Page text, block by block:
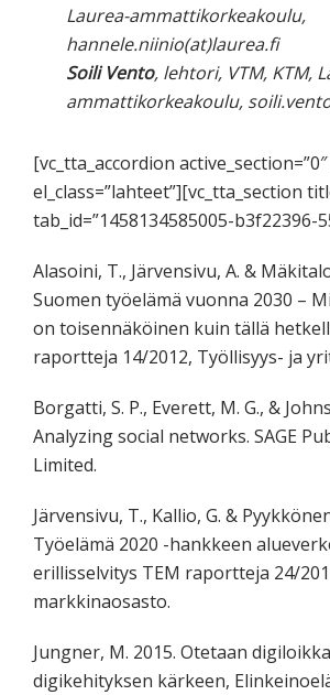
Laurea-ammattikorkeakoulu,
hannele.niinio(at)laurea.fi
Soili Vento, lehtori, VTM, KTM,
ammattikorkeakoulu,
[vc_tta_accordion active_section=”0″
el_class=”lahteet”][vc_tta_section
tab_id=”1458134585005-b3f22396-
Alasoini, T., Järvensivu, A. &
Suomen työelämä vuonna 2030 –
on toisennäköinen kuin tällä
raportteja 14/2012, Työllisyys- ja
Borgatti, S. P., Everett, M. G., &
Analyzing social networks. SAGE
Limited.
Järvensivu, T., Kallio, G. &
Työelämä 2020 -hankkeen
erillisselvitys TEM raportteja 24/
markkinaosasto.
Jungner, M. 2015. Otetaan
digikehityksen kärkeen,